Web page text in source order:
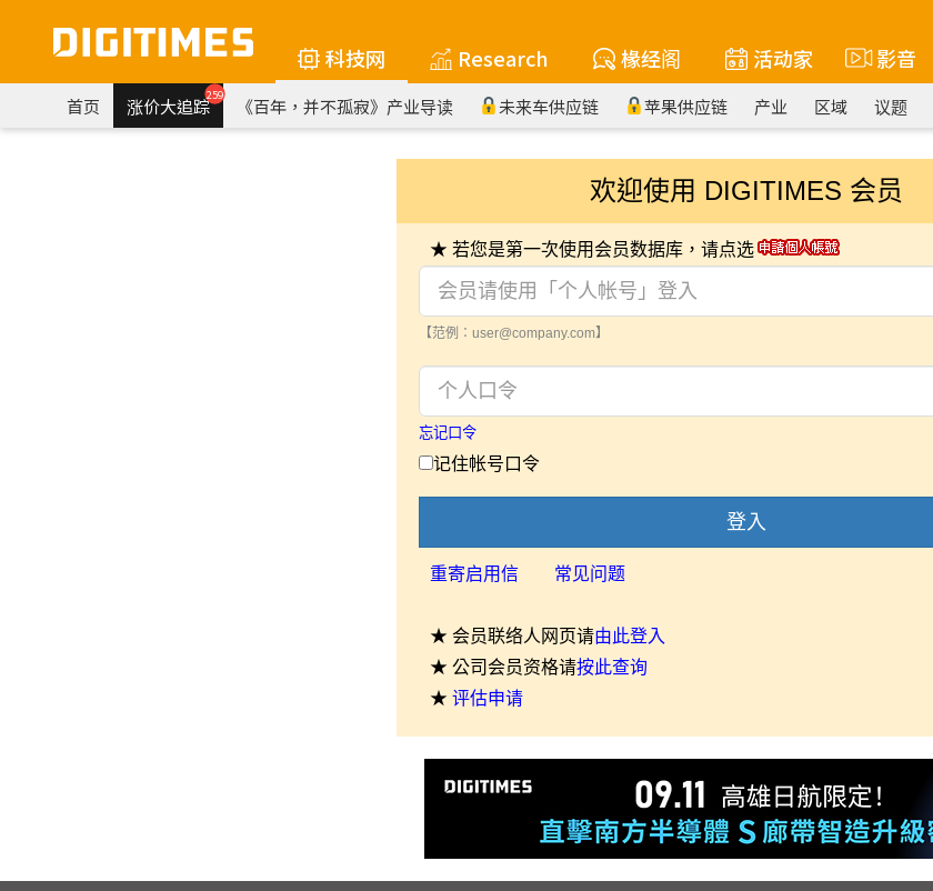
科技网 Research 椽经阁 活动家 影音
首页 涨价大追踪259 《百年，并不孤寂》产业导读 未来车供应链 苹果供应链 产业 区域 议题
欢迎使用 DIGITIMES 会员
★ 若您是第一次使用会员数据库，请点选
【范例：user@company.com】
忘记口令
记住帐号口令
登入
重寄启用信 常见问题
★ 会员联络人网页请由此登入
★ 公司会员资格请按此查询
★ 评估申请